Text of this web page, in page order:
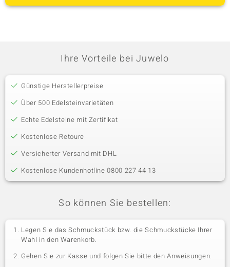
Ihre Vorteile bei Juwelo
Günstige Herstellerpreise
Über 500 Edelsteinvarietäten
Echte Edelsteine mit Zertifikat
Kostenlose Retoure
Versicherter Versand mit DHL
Kostenlose Kundenhotline 0800 227 44 13
So können Sie bestellen:
Legen Sie das Schmuckstück bzw. die Schmuckstücke Ihrer
Wahl in den Warenkorb.
Gehen Sie zur Kasse und folgen Sie bitte den Anweisungen.